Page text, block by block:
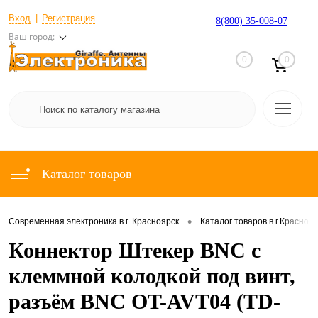
Вход Регистрация
Ваш город:
8(800) 35-008-07
0 0
Каталог товаров
Современная электроника в г. Красноярск • Каталог товаров в
Коннектор Штекер BNC с
клеммной колодкой под винт,
разъём BNC OT-AVT04 (TD-